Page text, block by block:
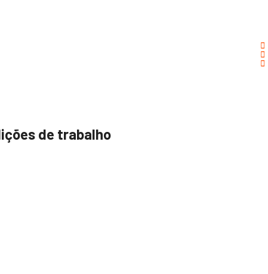
de trabalho